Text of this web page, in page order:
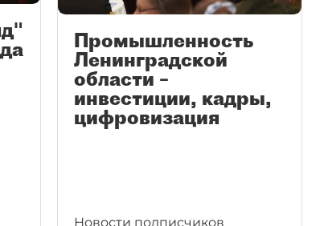
Промышленность
Ленинградской
области –
инвестиции, кадры,
цифровизация
Новости подписчиков